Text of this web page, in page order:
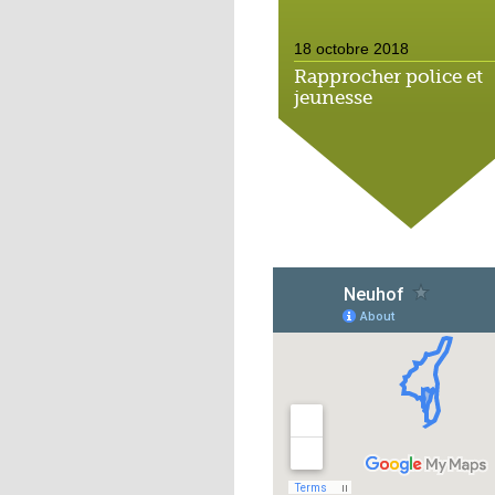
18 octobre 2018
Rapprocher police et
jeunesse
18 octobre 2018
Un jardin face aux
obstacles
Jouer à Fifa à la
médiathèque
16 octobre 2018
«Chacun me
autofinancement là,
qui vous vient !»
16 octobre 2018